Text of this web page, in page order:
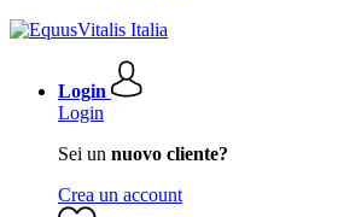
Login
Login
Sei un nuovo cliente?
Crea un account